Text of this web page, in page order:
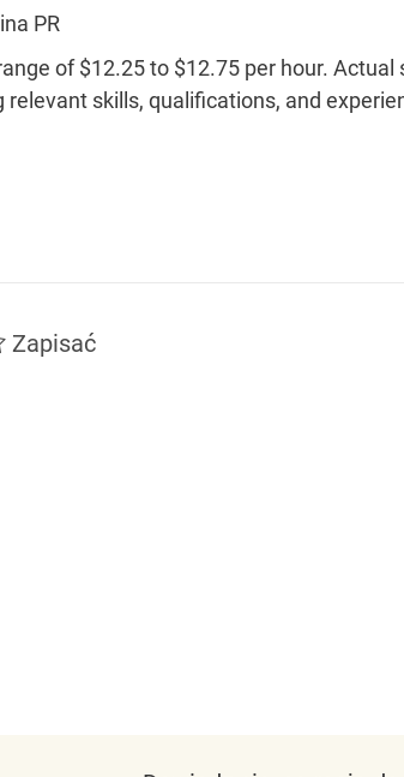
PR
of $12.25 to $12.75 per hour.
skills, qualifications, and
Zapisać